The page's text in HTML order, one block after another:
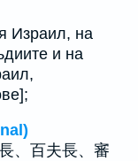
Израил, на
и на
、百夫長、審